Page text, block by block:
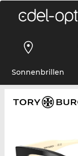
Sonnenbrillen